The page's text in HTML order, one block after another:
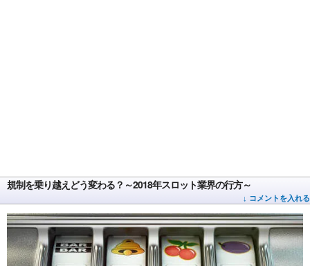
規制を乗り越えどう変わる？～2018年スロット業界の行方～
↓ コメントを入れる